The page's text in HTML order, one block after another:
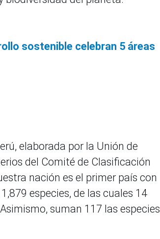
sostenible celebran 5 áreas
elaborada por la Unión de
del Comité de Clasificación
nación es el primer país con
especies, de las cuales 14
suman 117 las especies